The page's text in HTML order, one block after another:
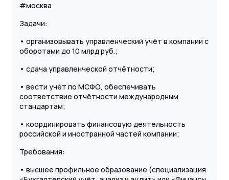
#москва
Задачи:
• организовывать управленческий учёт в компании с
оборотами до 10 млрд руб.;
• сдача управленческой отчётности;
• вести учёт по МСФО, обеспечивать
соответствие отчётности международным
стандартам;
• координировать финансовую деятельность
российской и иностранной частей компании;
Требования:
• высшее профильное образование (специализация